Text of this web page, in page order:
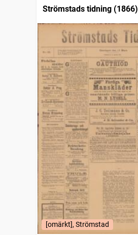
Strömstads tidning (1866)
[omärkt], Strömstad